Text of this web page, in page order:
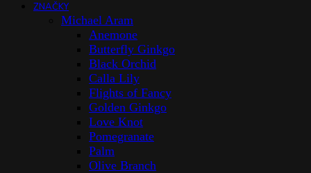
ZNAČKY
Michael Aram
Anemone
Butterfly Ginkgo
Black Orchid
Calla Lily
Flights of Fancy
Golden Ginkgo
Love Knot
Pomegranate
Palm
Olive Branch